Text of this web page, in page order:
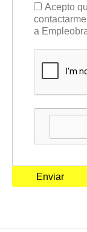
Acepto
a